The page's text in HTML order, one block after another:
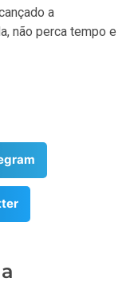
a
não perca tempo e